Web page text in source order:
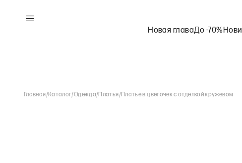
Новая главаДо -70%
Главная/Каталог/Одежда/ Платья/Платье в цветочек с отделкой кружевом